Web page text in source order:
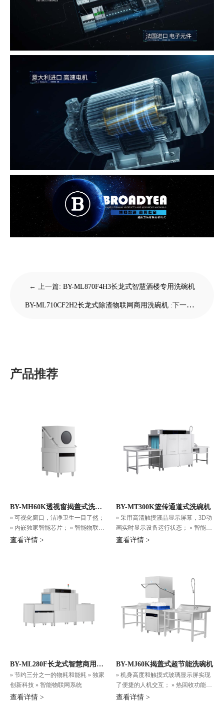
← 上一篇: BY-ML870F4H3长龙式智慧酒楼专用洗碗机
BY-ML710CF2H2长龙式除渣物联网商用洗碗机 :下一篇 →
产品推荐
BY-MH60K透视窗揭盖式洗碗
机
» 可视化窗口，洁净卫生一目了然；
» 内嵌独家智能芯片； » 智能物联网
系统。
查看详情 >
BY-MT300K篮传通道式洗碗机
» 采用高清触摸液晶显示屏幕，3D动
画实时显示设备运行状态； » 智能物
联网系统，轻松掌握运营数据、机器
查看详情 >
BY-ML280F长龙式智慧商用厨
房洗碗机
» 节约三分之一的物耗和能耗 » 独家
创新科技 » 智能物联网系统
查看详情 >
BY-MJ60K揭盖式超节能洗碗机
» 机身高度和触摸式玻璃显示屏实现
了便捷的人机交互； » 热回收功能节
省电能并改善室内温度； » 智能物联
查看详情 >